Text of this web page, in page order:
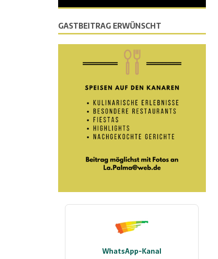
GASTBEITRAG ERWÜNSCHT
WhatsApp-Kanal